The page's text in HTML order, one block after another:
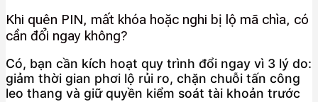
Khi quên PIN, mất khóa hoặc nghi bị lộ mã chìa, có
cần đổi ngay không?
Có, bạn cần kích hoạt quy trình đổi ngay vì 3 lý do:
giảm thời gian phơi lộ rủi ro, chặn chuỗi tấn công
leo thang và giữ quyền kiểm soát tài khoản trước